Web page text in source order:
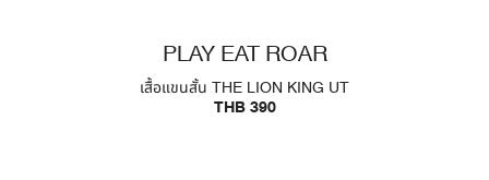
PLAY EAT ROAR
เสื้อแขนสั้น THE LION KING UT
THB 390